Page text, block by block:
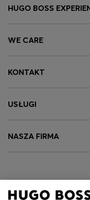
HUGO BOSS
WE CARE
KONTAKT
USŁUGI
NASZA FIRMA